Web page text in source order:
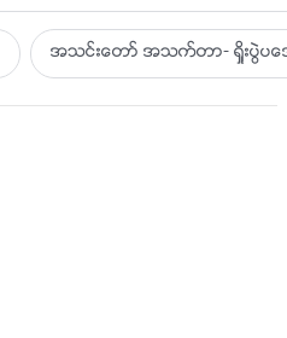
အသင္းေတာ္ အသက္တာ- ရႈိးပြဲ